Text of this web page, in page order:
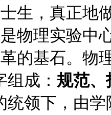
生，真正地
物理实验中
的基石。物
成： 规范、
统领下，由